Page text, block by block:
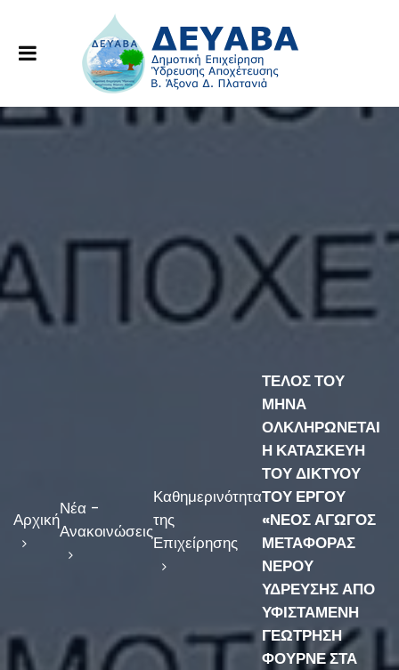
Αρχική
Νέα -
Ανακοινώσεις
Καθημερινότητα
της
Επιχείρησης
ΤΕΛΟΣ ΤΟΥ
ΜΗΝΑ
ΟΛΚΛΗΡΩΝΕΤΑΙ
Η ΚΑΤΑΣΚΕΥΗ
ΤΟΥ ΔΙΚΤΥΟΥ
ΤΟΥ ΕΡΓΟΥ
«ΝΕΟΣ ΑΓΩΓΟΣ
ΜΕΤΑΦΟΡΑΣ
ΝΕΡΟΥ
ΥΔΡΕΥΣΗΣ ΑΠΟ
ΥΦΙΣΤΑΜΕΝΗ
ΓΕΩΤΡΗΣΗ
ΦΟΥΡΝΕ ΣΤΑ